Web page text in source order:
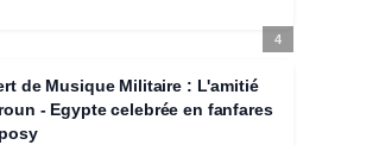
4
de Musique Militaire : L'amitié
- Egypte celebrée en fanfares